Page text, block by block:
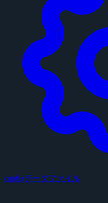
configデータファイル